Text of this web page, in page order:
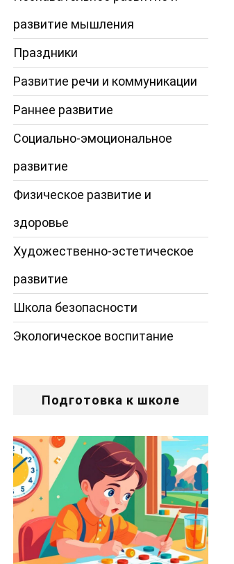
развитие мышления
Праздники
Развитие речи и коммуникации
Раннее развитие
Социально-эмоциональное
развитие
Физическое развитие и
здоровье
Художественно-эстетическое
развитие
Школа безопасности
Экологическое воспитание
Подготовка к школе